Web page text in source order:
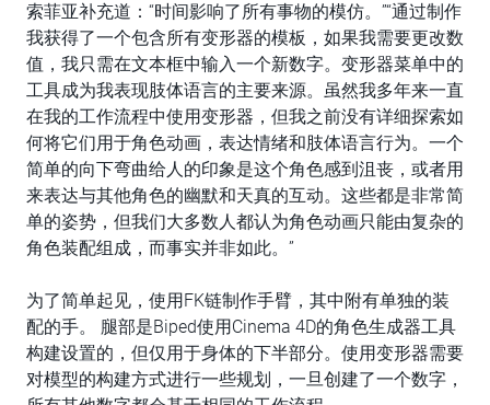
索菲亚补充道：“时间影响了所有事物的模仿。”“通过制作
我获得了一个包含所有变形器的模板，如果我需要更改数
值，我只需在文本框中输入一个新数字。变形器菜单中的
工具成为我表现肢体语言的主要来源。虽然我多年来一直
在我的工作流程中使用变形器，但我之前没有详细探索如
何将它们用于角色动画，表达情绪和肢体语言行为。一个
简单的向下弯曲给人的印象是这个角色感到沮丧，或者用
来表达与其他角色的幽默和天真的互动。这些都是非常简
单的姿势，但我们大多数人都认为角色动画只能由复杂的
角色装配组成，而事实并非如此。”
为了简单起见，使用FK链制作手臂，其中附有单独的装
配的手。 腿部是Biped使用Cinema 4D的角色生成器工具
构建设置的，但仅用于身体的下半部分。使用变形器需要
对模型的构建方式进行一些规划，一旦创建了一个数字，